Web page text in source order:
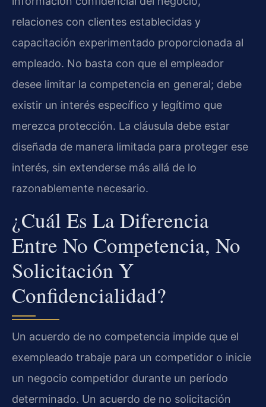
relaciones con clientes establecidas y
capacitación experimentado proporcionada al
empleado. No basta con que el empleador
desee limitar la competencia en general; debe
existir un interés específico y legítimo que
merezca protección. La cláusula debe estar
diseñada de manera limitada para proteger ese
interés, sin extenderse más allá de lo
razonablemente necesario.
¿Cuál Es La Diferencia
Entre No Competencia, No
Solicitación Y
Confidencialidad?
Un acuerdo de no competencia impide que el
exempleado trabaje para un competidor o inicie
un negocio competidor durante un período
determinado. Un acuerdo de no solicitación